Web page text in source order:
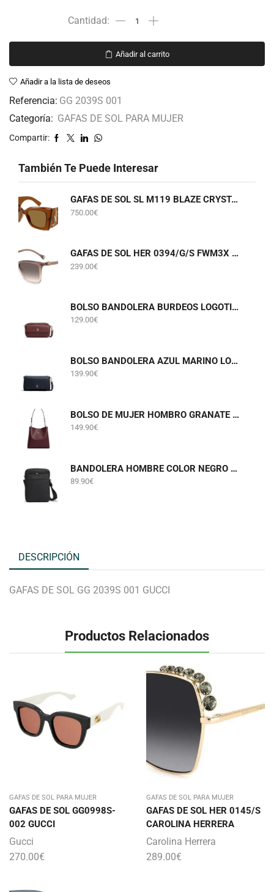
Añadir al carrito
Añadir a la lista de deseos
Referencia: GG 2039S 001
Categoría: GAFAS DE SOL PARA MUJER
Compartir:
También Te Puede Interesar
GAFAS DE SOL SL M119 BLAZE CRYSTAL 002 SAINT LAURENT
750.00€
GAFAS DE SOL HER 0394/G/S FWM3X CAROLINA HERRERA
239.00€
BOLSO BANDOLERA BURDEOS LOGOTIPADO TOMMY HILFIGER AWA0W18922
129.00€
BOLSO BANDOLERA AZUL MARINO LOGOTIPADO TOMMY HILFIGER AW0AW18997
139.90€
BOLSO DE MUJER HOMBRO GRANATE TOMMY HILFIGER AW0AW19000
149.90€
BANDOLERA HOMBRE COLOR NEGRO TOMMY HILFIGER AM0AM14698
89.90€
DESCRIPCIÓN
GAFAS DE SOL GG 2039S 001 GUCCI
Productos Relacionados
GAFAS DE SOL PARA MUJER
GAFAS DE SOL GG0998S-
002 GUCCI
Gucci
270.00€
GAFAS DE SOL PARA MUJER
GAFAS DE SOL HER 0145/S
CAROLINA HERRERA
Carolina Herrera
289.00€